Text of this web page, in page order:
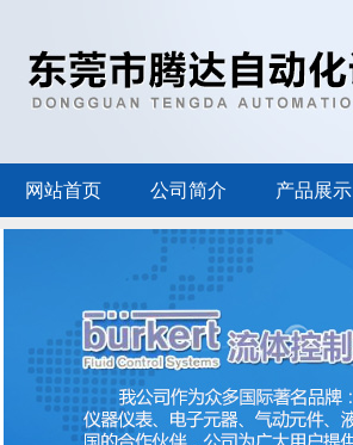
网站首页 公司简介 产品展示